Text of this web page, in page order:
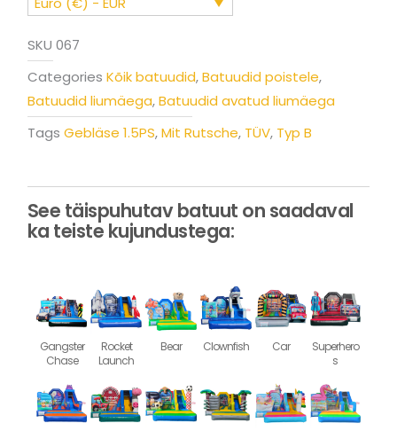
SKU 067
Categories Kõik batuudid,Batuudid poistele,
Batuudid liumäega,Batuudid avatud liumäega
Tags Gebläse 1.5PS,Mit Rutsche, TÜV, Typ B
See täispuhutav batuut on saadaval
ka teiste kujundustega:
Gangster
Chase
Rocket
Launch
Bear Clownfish Car
Superhero
s